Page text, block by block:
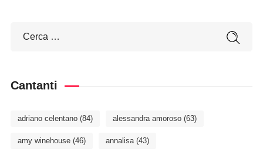
Cantanti
adriano celentano(84) alessandra amoroso(63)
amy winehouse(46) annalisa(43)